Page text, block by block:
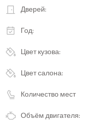
Дверей:
Год:
Цвет кузова:
Цвет салона:
Количество мест
Объём двигателя: